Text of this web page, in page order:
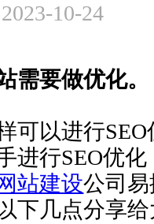
10-24
需要做优化。
可以进行
进行SEO优
站建设公司
下几点分享